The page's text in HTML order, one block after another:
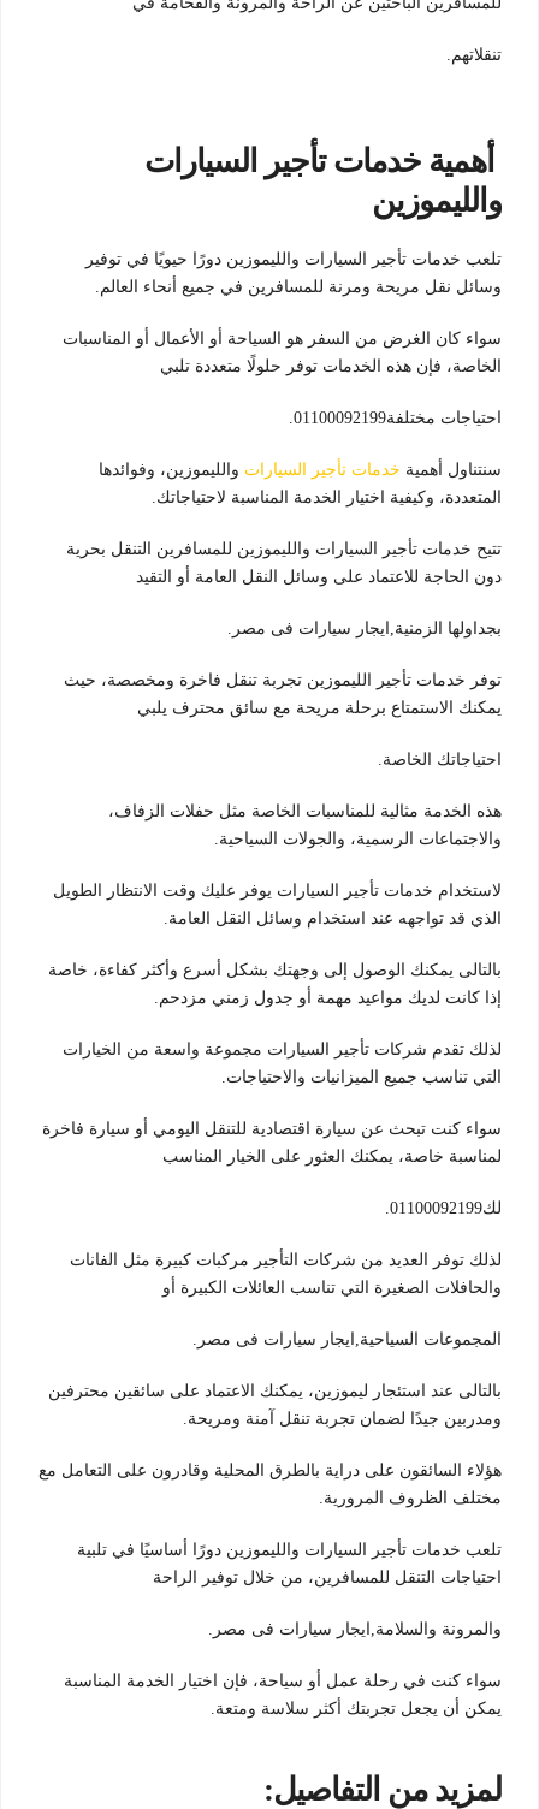
تنقلاتهم.
أهمية خدمات تأجير السيارات
والليموزين
تلعب خدمات تأجير السيارات والليموزين دورًا حيويًا في توفير
وسائل نقل مريحة ومرنة للمسافرين في جميع أنحاء العالم.
سواء كان الغرض من السفر هو السياحة أو الأعمال أو المناسبات
الخاصة، فإن هذه الخدمات توفر حلولًا متعددة تلبي
احتياجات مختلفة01100092199.
سنتناول أهمية خدمات تأجير السيارات والليموزين، وفوائدها
المتعددة، وكيفية اختيار الخدمة المناسبة لاحتياجاتك.
تتيح خدمات تأجير السيارات والليموزين للمسافرين التنقل بحرية
دون الحاجة للاعتماد على وسائل النقل العامة أو التقيد
بجداولها الزمنية,ايجار سيارات فى مصر.
توفر خدمات تأجير الليموزين تجربة تنقل فاخرة ومخصصة، حيث
يمكنك الاستمتاع برحلة مريحة مع سائق محترف يلبي
احتياجاتك الخاصة.
هذه الخدمة مثالية للمناسبات الخاصة مثل حفلات الزفاف،
والاجتماعات الرسمية، والجولات السياحية.
لاستخدام خدمات تأجير السيارات يوفر عليك وقت الانتظار الطويل
الذي قد تواجهه عند استخدام وسائل النقل العامة.
بالتالى يمكنك الوصول إلى وجهتك بشكل أسرع وأكثر كفاءة، خاصة
إذا كانت لديك مواعيد مهمة أو جدول زمني مزدحم.
لذلك تقدم شركات تأجير السيارات مجموعة واسعة من الخيارات
التي تناسب جميع الميزانيات والاحتياجات.
سواء كنت تبحث عن سيارة اقتصادية للتنقل اليومي أو سيارة فاخرة
لمناسبة خاصة، يمكنك العثور على الخيار المناسب
لك01100092199.
لذلك توفر العديد من شركات التأجير مركبات كبيرة مثل الفانات
والحافلات الصغيرة التي تناسب العائلات الكبيرة أو
المجموعات السياحية,ايجار سيارات فى مصر.
بالتالى عند استئجار ليموزين، يمكنك الاعتماد على سائقين محترفين
ومدربين جيدًا لضمان تجربة تنقل آمنة ومريحة.
هؤلاء السائقون على دراية بالطرق المحلية وقادرون على التعامل مع
مختلف الظروف المرورية.
تلعب خدمات تأجير السيارات والليموزين دورًا أساسيًا في تلبية
احتياجات التنقل للمسافرين، من خلال توفير الراحة
والمرونة والسلامة,ايجار سيارات فى مصر.
سواء كنت في رحلة عمل أو سياحة، فإن اختيار الخدمة المناسبة
يمكن أن يجعل تجربتك أكثر سلاسة ومتعة.
لمزيد من التفاصيل: